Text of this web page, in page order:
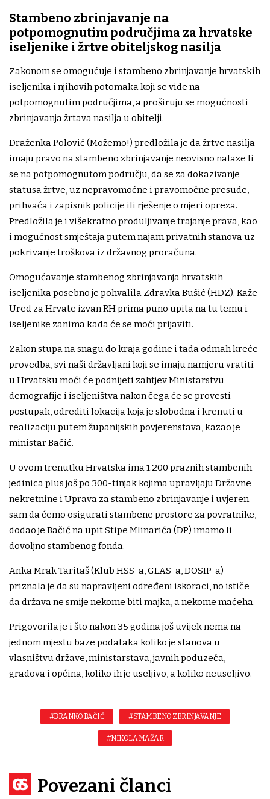
Stambeno zbrinjavanje na
potpomognutim područjima za hrvatske
iseljenike i žrtve obiteljskog nasilja
Zakonom se omogućuje i stambeno zbrinjavanje hrvatskih
iseljenika i njihovih potomaka koji se vide na
potpomognutim područjima, a proširuju se mogućnosti
zbrinjavanja žrtava nasilja u obitelji.
Draženka Polović (Možemo!) predložila je da žrtve nasilja
imaju pravo na stambeno zbrinjavanje neovisno nalaze li
se na potpomognutom području, da se za dokazivanje
statusa žrtve, uz nepravomoćne i pravomoćne presude,
prihvaća i zapisnik policije ili rješenje o mjeri opreza.
Predložila je i višekratno produljivanje trajanje prava, kao
i mogućnost smještaja putem najam privatnih stanova uz
pokrivanje troškova iz državnog proračuna.
Omogućavanje stambenog zbrinjavanja hrvatskih
iseljenika posebno je pohvalila Zdravka Bušić (HDZ). Kaže
Ured za Hrvate izvan RH prima puno upita na tu temu i
iseljenike zanima kada će se moći prijaviti.
Zakon stupa na snagu do kraja godine i tada odmah kreće
provedba, svi naši državljani koji se imaju namjeru vratiti
u Hrvatsku moći će podnijeti zahtjev Ministarstvu
demografije i iseljeništva nakon čega će se provesti
postupak, odrediti lokacija koja je slobodna i krenuti u
realizaciju putem županijskih povjerenstava, kazao je
ministar Bačić.
U ovom trenutku Hrvatska ima 1.200 praznih stambenih
jedinica plus još po 300-tinjak kojima upravljaju Državne
nekretnine i Uprava za stambeno zbrinjavanje i uvjeren
sam da ćemo osigurati stambene prostore za povratnike,
dodao je Bačić na upit Stipe Mlinarića (DP) imamo li
dovoljno stambenog fonda.
Anka Mrak Taritaš (Klub HSS-a, GLAS-a, DOSIP-a)
priznala je da su napravljeni određeni iskoraci, no ističe
da država ne smije nekome biti majka, a nekome maćeha.
Prigovorila je i što nakon 35 godina još uvijek nema na
jednom mjestu baze podataka koliko je stanova u
vlasništvu države, ministarstava, javnih poduzeća,
gradova i općina, koliko ih je useljivo, a koliko neuseljivo.
#BRANKO BAČIĆ #STAMBENO ZBRINJAVANJE
#NIKOLA MAŽAR
Povezani članci